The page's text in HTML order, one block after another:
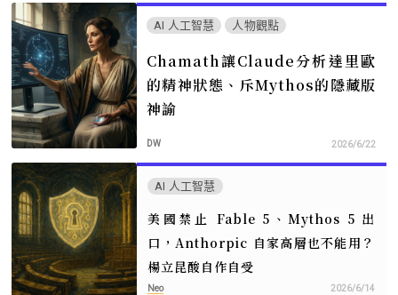
AI 人工智慧 人物觀點
Chamath讓Claude分析達里歐
的精神狀態、斥Mythos的隱藏版
神諭
DW 2026/6/22
AI 人工智慧
美國禁止 Fable 5、Mythos 5 出
口，Anthorpic 自家高層也不能用？
楊立昆酸自作自受
Neo 2026/6/14